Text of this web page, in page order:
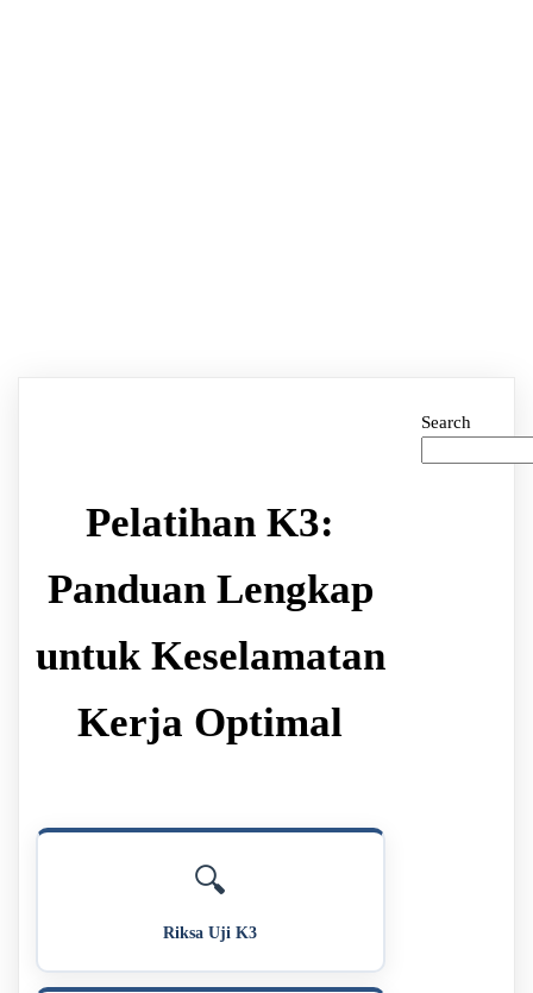
Pelatihan K3:
Panduan Lengkap
untuk Keselamatan
Kerja Optimal
🔍
Riksa Uji K3
Search